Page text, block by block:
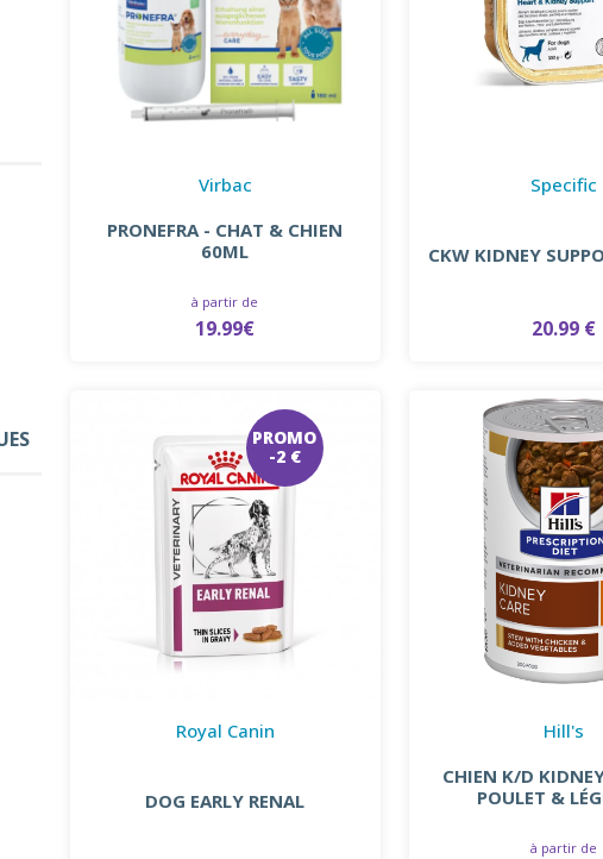
Virbac
PRONEFRA - CHAT & CHIEN
60ML
à partir de
19.99€
Specific
CKW KIDNEY
20.99 €
PROMO
-2 €
Royal Canin
DOG EARLY RENAL
Hill's
CHIEN K/D
POULET &
à partir de